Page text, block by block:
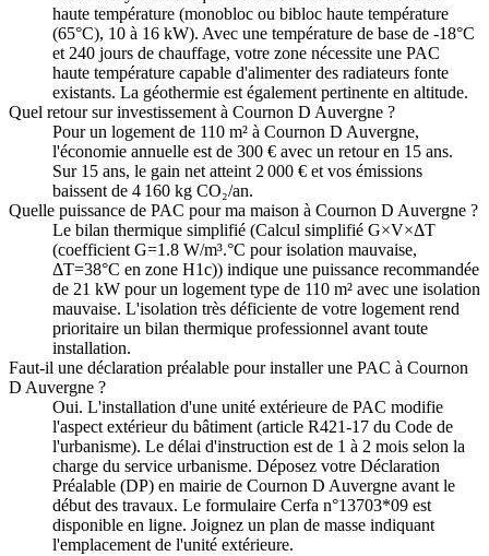
haute température (monobloc ou bibloc haute température
(65°C), 10 à 16 kW). Avec une température de base de -18°C
et 240 jours de chauffage, votre zone nécessite une PAC
haute température capable d'alimenter des radiateurs fonte
existants. La géothermie est également pertinente en altitude.
Quel retour sur investissement à Cournon D Auvergne ?
Pour un logement de 110 m² à Cournon D Auvergne,
l'économie annuelle est de 300 € avec un retour en 15 ans.
Sur 15 ans, le gain net atteint 2 000 € et vos émissions
baissent de 4 160 kg CO₂/an.
Quelle puissance de PAC pour ma maison à Cournon D Auvergne ?
Le bilan thermique simplifié (Calcul simplifié G×V×ΔT
(coefficient G=1.8 W/m³.°C pour isolation mauvaise,
ΔT=38°C en zone H1c)) indique une puissance recommandée
de 21 kW pour un logement type de 110 m² avec une isolation
mauvaise. L'isolation très déficiente de votre logement rend
prioritaire un bilan thermique professionnel avant toute
installation.
Faut-il une déclaration préalable pour installer une PAC à Cournon
D Auvergne ?
Oui. L'installation d'une unité extérieure de PAC modifie
l'aspect extérieur du bâtiment (article R421-17 du Code de
l'urbanisme). Le délai d'instruction est de 1 à 2 mois selon la
charge du service urbanisme. Déposez votre Déclaration
Préalable (DP) en mairie de Cournon D Auvergne avant le
début des travaux. Le formulaire Cerfa n°13703*09 est
disponible en ligne. Joignez un plan de masse indiquant
l'emplacement de l'unité extérieure.